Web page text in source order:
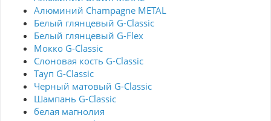
Алюминий Champagne METAL
Белый глянцевый G-Classic
Белый глянцевый G-Flex
Мокко G-Classic
Слоновая кость G-Classic
Тауп G-Classic
Черный матовый G-Classic
Шампань G-Classic
белая магнолия